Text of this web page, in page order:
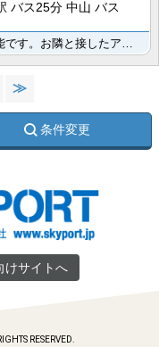
バス25分 中山 バス
≫
条件変更
けサイトへ
RESERVED.